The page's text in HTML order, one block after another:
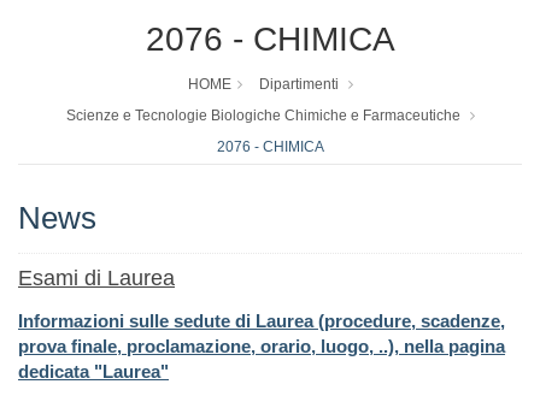
2076 - CHIMICA
HOME
Dipartimenti
Scienze e Tecnologie Biologiche Chimiche e Farmaceutiche
2076 - CHIMICA
News
Esami di Laurea
Informazioni sulle sedute di Laurea(procedure, scadenze,
prova finale, proclamazione, orario, luogo, ..), nella pagina
dedicata "Laurea"